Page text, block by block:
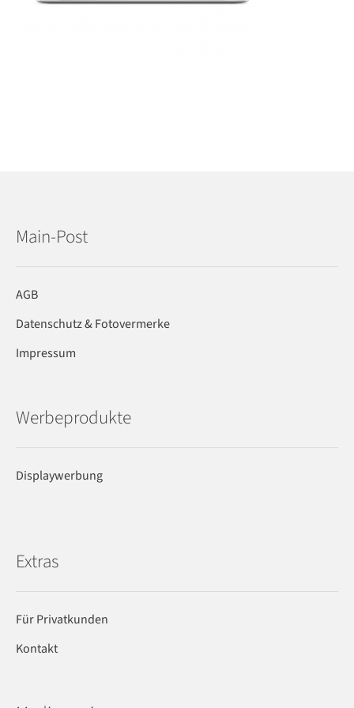
Main-Post
AGB
Datenschutz & Fotovermerke
Impressum
Werbeprodukte
Displaywerbung
Extras
Für Privatkunden
Kontakt